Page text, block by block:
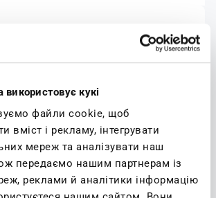
використовує кукі
файли cookie, щоб
вміст і рекламу, інтегрувати
мереж та аналізувати наш
передаємо нашим партнерам із
реклами й аналітики інформацію
sulla privacy